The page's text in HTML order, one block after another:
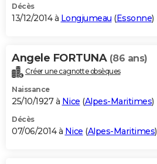
Décès
13/12/2014 à Longjumeau (Essonne)
Angele FORTUNA (86 ans)
Créer une cagnotte obsèques
Naissance
25/10/1927 à Nice (Alpes-Maritimes)
Décès
07/06/2014 à Nice (Alpes-Maritimes)